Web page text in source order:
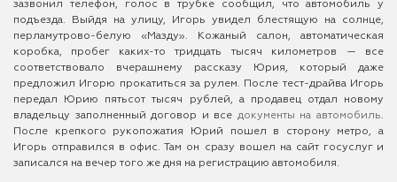
зазвонил телефон, голос в трубке сообщил, что автомобиль у
подъезда. Выйдя на улицу, Игорь увидел блестящую на солнце,
перламутрово-белую «Мазду». Кожаный салон, автоматическая
коробка, пробег каких-то тридцать тысяч километров — все
соответствовало вчерашнему рассказу Юрия, который даже
предложил Игорю прокатиться за рулем. После тест-драйва Игорь
передал Юрию пятьсот тысяч рублей, а продавец отдал новому
владельцу заполненный договор и все документы на автомобиль.
После крепкого рукопожатия Юрий пошел в сторону метро, а
Игорь отправился в офис. Там он сразу вошел на сайт госуслуг и
записался на вечер того же дня на регистрацию автомобиля.